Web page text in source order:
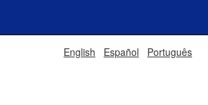
English Español Português